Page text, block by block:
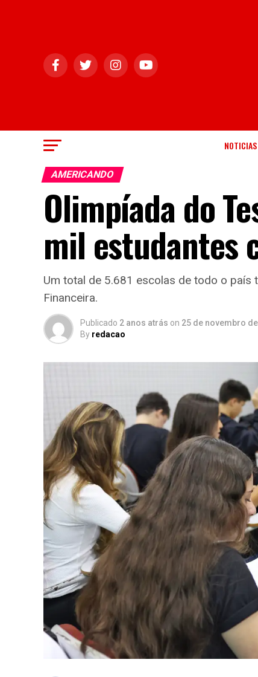
NOTICIAS
AMERICANDO
Olimpíada do
mil estudantes
Um total de 5.681 escolas de todo o país
Financeira.
Publicado 2 anos atrás on 25 de novembro
By redacao